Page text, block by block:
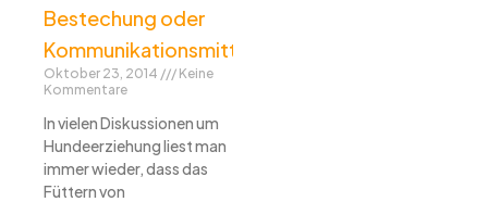
Bestechung oder
Kommunikationsmittel?
Oktober 23, 2014
Keine
Kommentare
In vielen Diskussionen um
Hundeerziehung liest man
immer wieder, dass das
Füttern von